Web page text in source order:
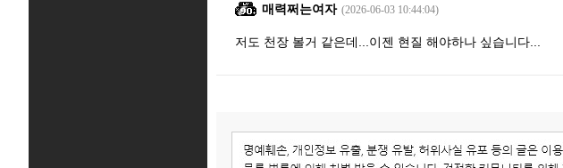
매력쩌는여자 (2026-06-03 10:44:04)
저도 천장 볼거 같은데...이젠 현질 해야하나 싶습니다...